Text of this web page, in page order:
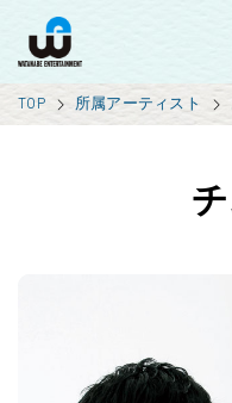
TOP 所属アーティスト